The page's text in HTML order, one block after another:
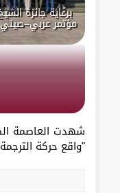
برعاية جائزة
مؤتمر
شهدت العاصمة
"واقع حركة